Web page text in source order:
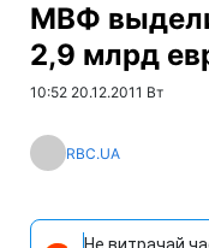
МВФ
2,9 млрд
10:52 20.12.2011 Вт
RBC.UA